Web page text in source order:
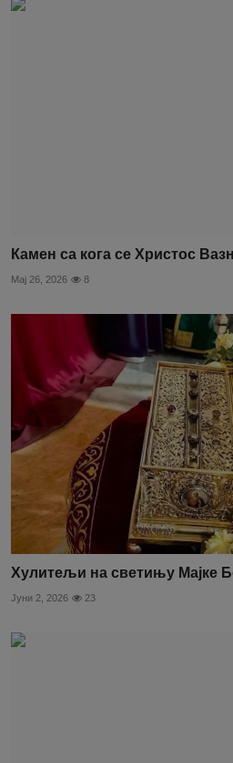
Камен са кога се Христос
Мај 26, 2026 8
Хулитељи на светињу Мајке
Јуни 2, 2026 23